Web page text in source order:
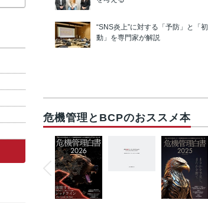
“SNS炎上”に対する「予防」と「初
動」を専門家が解説
危機管理とBCPのおススメ本